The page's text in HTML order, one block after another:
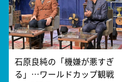
石原良純の「機嫌が悪すぎ
る」…ワールドカップ観戦